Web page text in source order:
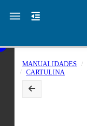
Toggle navigation
MANUALIDADES
CARTULINA